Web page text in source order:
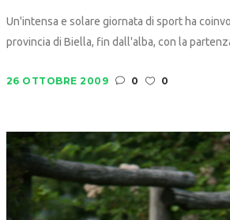
Un'intensa e solare giornata di sport ha
provincia di Biella, fin dall'alba, con la
26 OTTOBRE 2009 0 0